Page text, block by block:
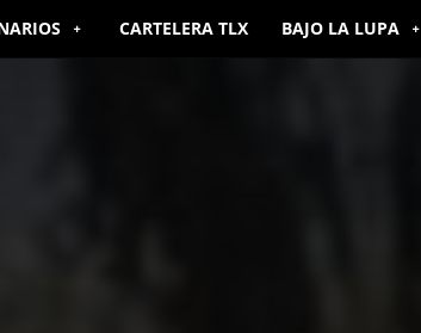
CARTELERA TLX BAJO LA LUPA